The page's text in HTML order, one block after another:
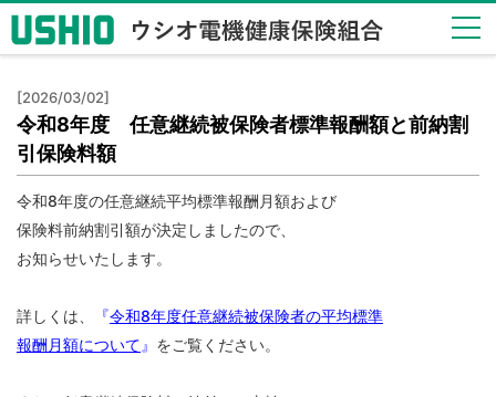
健保
のし
くみ
Health
System
健保
Insurance
Benefits
[2026/03/02]
令和8年度 任意継続被保険者標準報酬額と前納割
引保険料額
令和8年度の任意継続平均標準報酬月額および
保険料前納割引額が決定しましたので、
お知らせいたします。
詳しくは、 『令和8年度任意継続被保険者の平均標準
報酬月額について 』 をご覧ください。